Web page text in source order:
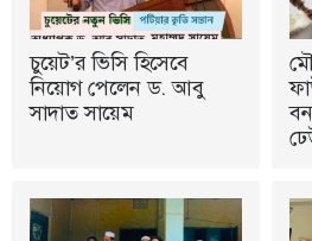
চুয়েট’র ভিসি হিসেবে
নিয়োগ পেলেন ড. আবু
সাদাত সায়েম